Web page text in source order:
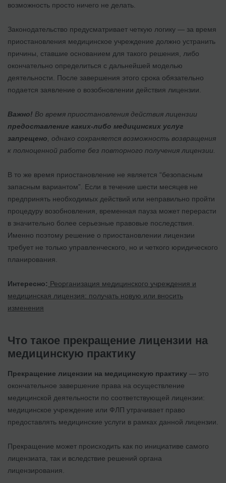
возможность просто ничего не делать.
Законодательство предусматривает четкую логику — за время
приостановления медицинское учреждение должно устранить
причины, ставшие основанием для такого решения, либо
окончательно определиться с дальнейшей моделью
деятельности. После завершения этого срока обязательно
подается заявление о возобновлении действия лицензии.
Важно! Во время приостановления действия лицензии
предоставление каких-либо медицинских услуг
запрещено , однако сохраняется возможность возвращения
к полноценной работе без повторного получения лицензии.
В то же время приостановление не является “безопасным
запасным вариантом”. Если в течение шести месяцев не
предпринять необходимых действий или неправильно пройти
процедуру возобновления, временная пауза может перерасти
в значительно более серьезные правовые последствия.
Именно поэтому решение о приостановлении лицензии
требует не только управленческого, но и четкого юридического
планирования.
Интересно: Реорганизация медицинского учреждения и
медицинская лицензия: получать новую или вносить
изменения
Что такое прекращение лицензии на
медицинскую практику
Прекращение лицензии на медицинскую практику — это
окончательное завершение права на осуществление
медицинской деятельности по соответствующей лицензии:
медицинское учреждение или ФЛП утрачивает право
предоставлять медицинские услуги в рамках данной лицензии.
Прекращение может происходить как по инициативе самого
лицензиата, так и вследствие решений органа
лицензирования.